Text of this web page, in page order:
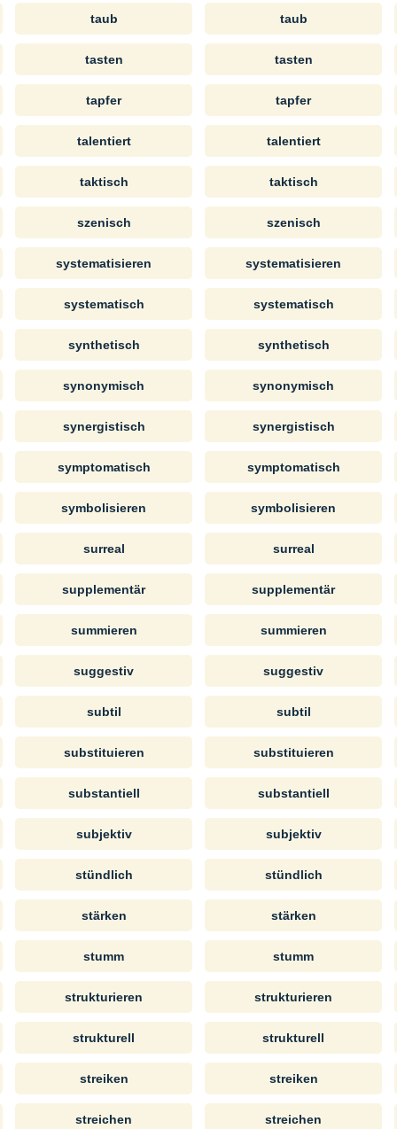
taub
tasten
tapfer
talentiert
taktisch
szenisch
systematisieren
systematisch
synthetisch
synonymisch
synergistisch
symptomatisch
symbolisieren
surreal
supplementär
summieren
suggestiv
subtil
substituieren
substantiell
subjektiv
stündlich
stärken
stumm
strukturieren
strukturell
streiken
streichen
taub
tasten
tapfer
talentiert
taktisch
szenisch
systematisieren
systematisch
synthetisch
synonymisch
synergistisch
symptomatisch
symbolisieren
surreal
supplementär
summieren
suggestiv
subtil
substituieren
substantiell
subjektiv
stündlich
stärken
stumm
strukturieren
strukturell
streiken
streichen